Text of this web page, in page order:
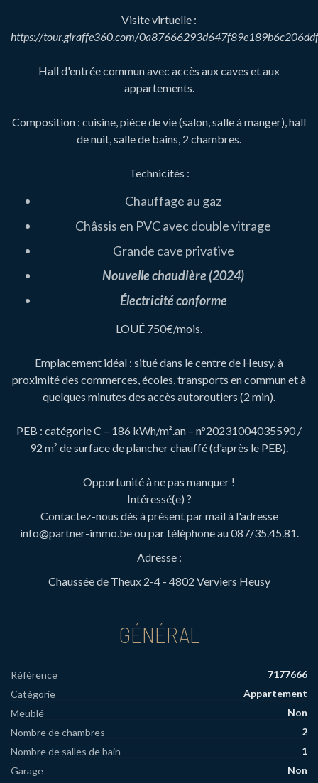
Visite virtuelle :
https://tour.giraffe360.com/
Hall d'entrée commun avec accès aux caves et aux
appartements.
Composition : cuisine, pièce de vie (salon, salle à manger), hall
de nuit, salle de bains, 2 chambres.
Technicités :
Chauffage au gaz
Châssis en PVC avec double vitrage
Grande cave privative
Nouvelle chaudière (2024)
Électricité conforme
LOUÉ 750€/mois.
Emplacement idéal : situé dans le centre de Heusy, à
proximité des commerces, écoles, transports en commun et à
quelques minutes des accès autoroutiers (2 min).
PEB : catégorie C – 186 kWh/m².an – n°20231004035590 /
92 m² de surface de plancher chauffé (d'après le PEB).
Opportunité à ne pas manquer !
Intéressé(e) ?
Contactez-nous dès à présent par mail à l'adresse
info@partner-immo.be ou par téléphone au 087/35.45.81.
Adresse :
Chaussée de Theux 2-4 - 4802 Verviers Heusy
GÉNÉRAL
Référence
7177666
Catégorie
Appartement
Meublé
Non
Nombre de chambres
2
Nombre de salles de bain
1
Garage
Non